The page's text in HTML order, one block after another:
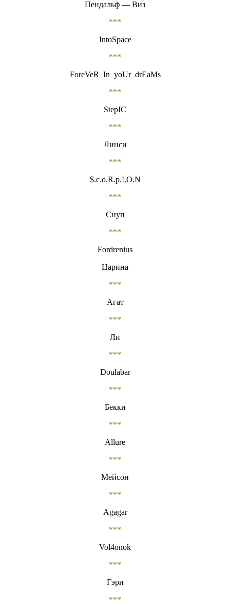
Пендальф — Виз
***
IntoSpace
***
ForeVeR_In_yoUr_drEaMs
***
StepIC
***
Линси
***
$.c.o.R.p.!.O.N
***
Снуп
***
Fordrenius
Царина
***
Агат
***
Ли
***
Doulabar
***
Бекки
***
Allure
***
Мейсон
***
Agagar
***
Vol4onok
***
Гэри
***